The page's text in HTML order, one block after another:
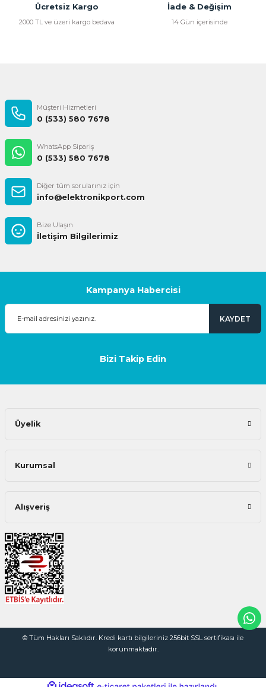
Bu ürüne benzer farklı alternatifler olmalı.
Ücretsiz Kargo
2000 TL ve üzeri kargo bedava
İade & Değişim
14 Gün içerisinde
Müşteri Hizmetleri
0 (533) 580 7678
WhatsApp Sipariş
0 (533) 580 7678
Diğer tüm sorularınız için
info@elektronikport.com
Bize Ulaşın
İletişim Bilgilerimiz
Kampanya Habercisi
KAYDET
Bizi Takip Edin
Üyelik
Kurumsal
Alışveriş
© Tüm Hakları Saklıdır. Kredi kartı bilgileriniz 256bit SSL sertifikası ile
korunmaktadır.